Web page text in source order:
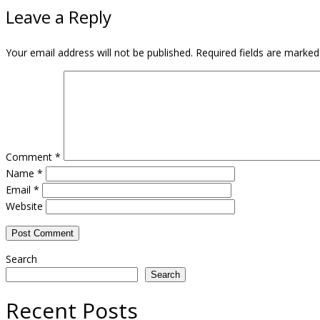
Leave a Reply
Your email address will not be published. Required fields are
Comment *
Name *
Email *
Website
Search
Search
Recent Posts